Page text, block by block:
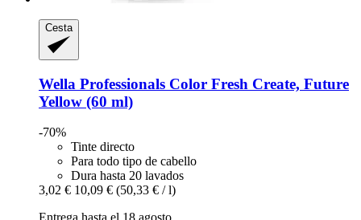
Cesta
Wella Professionals Color Fresh Create, Future
Yellow (60 ml)
-70%
Tinte directo
Para todo tipo de cabello
Dura hasta 20 lavados
3,02 € 10,09 € (50,33 € / l)